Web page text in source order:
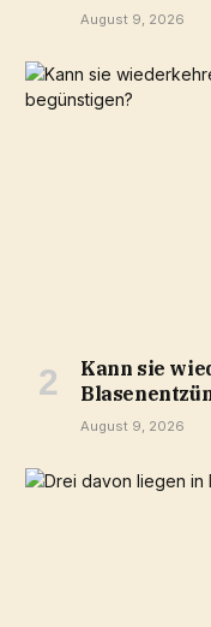
August 9, 2026
Kann sie
August 9, 2026